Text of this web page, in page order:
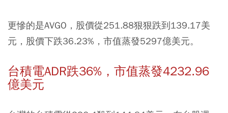
更慘的是AVGO，股價從251.88狠狠跌到139.17美
元，股價下跌36.23%，市值蒸發5297億美元。
台積電ADR跌36%，市值蒸發4232.96
億美元